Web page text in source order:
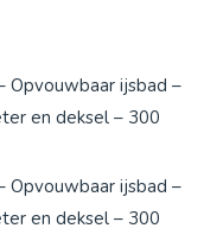
Opvouwbaar ijsbad –
en deksel – 300
Opvouwbaar ijsbad –
en deksel – 300